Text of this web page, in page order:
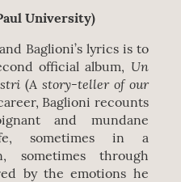
University)
Baglioni’s lyrics is to
official album, Un
(A story-teller of our
Baglioni recounts
and mundane
sometimes in a
sometimes through
by the emotions he